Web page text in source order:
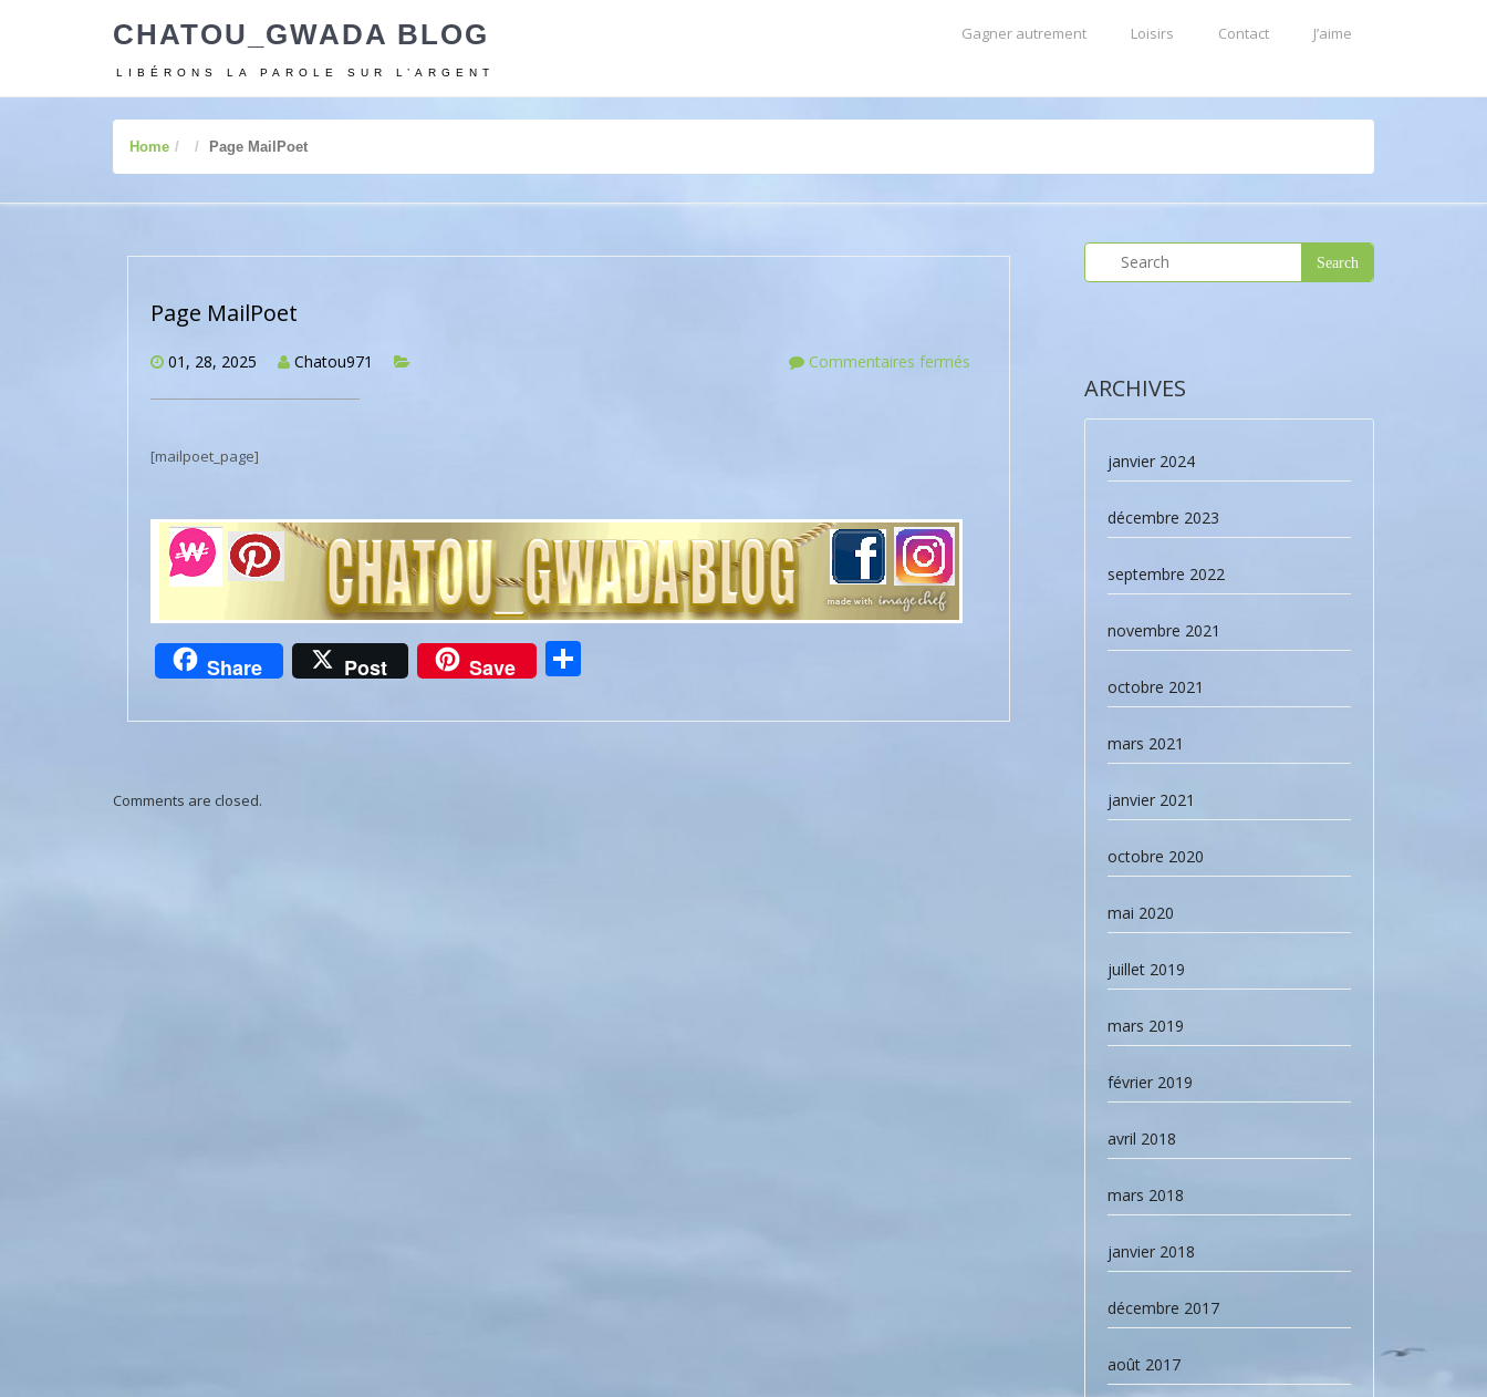
CHATOU_GWADA BLOG
LIBÉRONS LA PAROLE SUR L’ARGENT
Gagner autrement Loisirs Contact J’aime
Home Page MailPoet
Page MailPoet
01, 28, 2025 Chatou971 Commentaires fermés
[mailpoet_page]
Share Post Save
Comments are closed.
ARCHIVES
janvier 2024
décembre 2023
septembre 2022
novembre 2021
octobre 2021
mars 2021
janvier 2021
octobre 2020
mai 2020
juillet 2019
mars 2019
février 2019
avril 2018
mars 2018
janvier 2018
décembre 2017
août 2017